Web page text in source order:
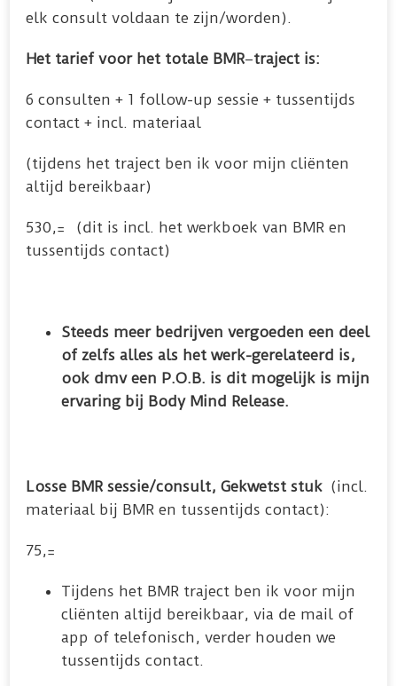
elk consult voldaan te zijn/worden).
Het tarief voor het totale BMR–traject is:
6 consulten + 1 follow-up sessie + tussentijds
contact + incl. materiaal
(tijdens het traject ben ik voor mijn cliënten
altijd bereikbaar)
530,= (dit is incl. het werkboek van BMR en
tussentijds contact)
Steeds meer bedrijven vergoeden een deel
of zelfs alles als het werk-gerelateerd is,
ook dmv een P.O.B. is dit mogelijk is mijn
ervaring bij Body Mind Release.
Losse BMR sessie/consult, Gekwetst stuk (incl.
materiaal bij BMR en tussentijds contact):
75,=
Tijdens het BMR traject ben ik voor mijn
cliënten altijd bereikbaar, via de mail of
app of telefonisch, verder houden we
tussentijds contact.